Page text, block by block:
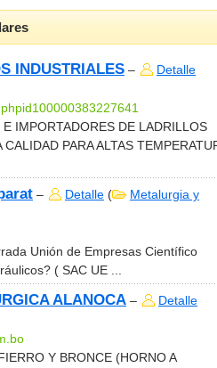
INDUSTRIALES –
Detalle
IMPORTADORES DE LADRILLOS
CALIDAD PARA ALTAS
– Detalle (
Metalurgia y
Unión de Empresas Científico
( SAC UE ...
ALANOCA –
Detalle
Y BRONCE (HORNO A